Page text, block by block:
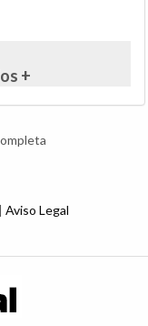
+
| Aviso Legal